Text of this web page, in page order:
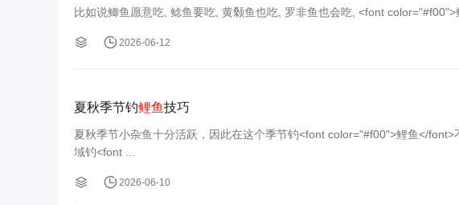
比如说鲫鱼愿意吃, 鲶鱼要吃, 黄颡鱼也吃, 罗非鱼也会吃, <font
2026-06-12
夏秋季节钓鲤鱼技巧
夏秋季节小杂鱼十分活跃，因此在这个季节钓<font color="#f00">鲤鱼</
域钓<font ...
2026-06-10